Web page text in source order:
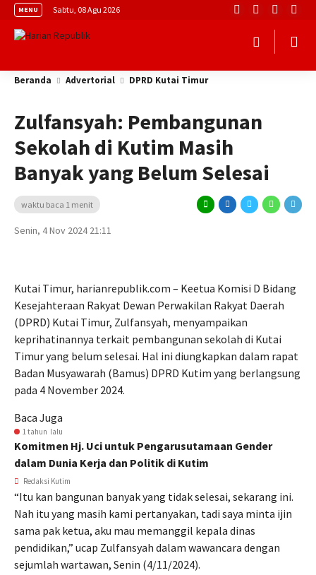
MENU Sabtu, 08 Agu 2026
Beranda Advertorial DPRD Kutai Timur
Zulfansyah: Pembangunan
Sekolah di Kutim Masih
Banyak yang Belum Selesai
waktu baca 1 menit
Senin, 4 Nov 2024 21:11
Kutai Timur, harianrepublik.com – Keetua Komisi D Bidang
Kesejahteraan Rakyat Dewan Perwakilan Rakyat Daerah
(DPRD) Kutai Timur, Zulfansyah, menyampaikan
keprihatinannya terkait pembangunan sekolah di Kutai
Timur yang belum selesai. Hal ini diungkapkan dalam rapat
Badan Musyawarah (Bamus) DPRD Kutim yang berlangsung
pada 4 November 2024.
Baca Juga
1 tahun lalu
Komitmen Hj. Uci untuk Pengarusutamaan Gender
dalam Dunia Kerja dan Politik di Kutim
Redaksi Kutim
“Itu kan bangunan banyak yang tidak selesai, sekarang ini.
Nah itu yang masih kami pertanyakan, tadi saya minta ijin
sama pak ketua, aku mau memanggil kepala dinas
pendidikan,” ucap Zulfansyah dalam wawancara dengan
sejumlah wartawan, Senin (4/11/2024).